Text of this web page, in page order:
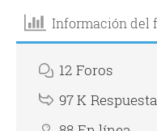
Información del
12 Foros
97 K